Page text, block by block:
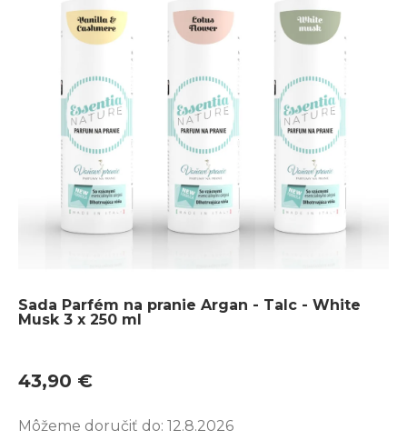
Sada Parfém na pranie Argan - Talc - White
Musk 3 x 250 ml
43,90 €
cena:
Môžeme doručiť do: 12.8.2026